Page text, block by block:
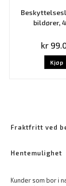
bildører,
kr
Kjøp
Fraktfritt ved
Hentemulighet
Kunder som bor i